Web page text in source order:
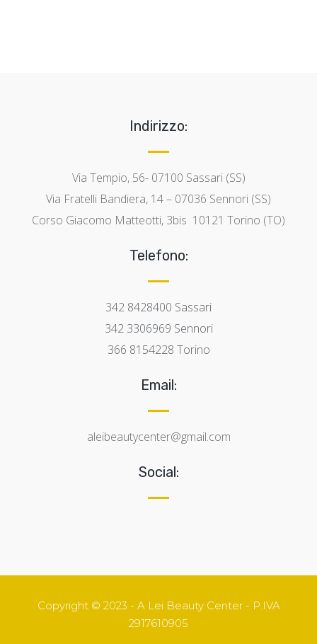
Indirizzo:
Via Tempio, 56- 07100 Sassari (SS)
Via Fratelli Bandiera, 14 – 07036 Sennori (SS)
Corso Giacomo Matteotti, 3bis 10121 Torino (TO)
Telefono:
342 8428400 Sassari
342 3306969 Sennori
366 8154228 Torino
Email:
aleibeautycenter@gmail.com
Social:
Copyright © 2023 - A Lei Beauty Center - P.IVA
2917610905